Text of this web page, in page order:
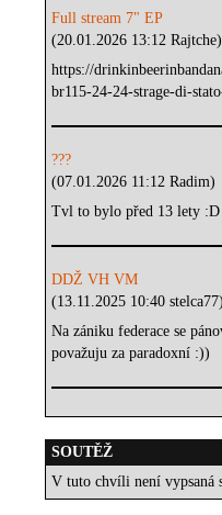
Full stream 7" EP
(20.01.2026 13:12 Rajtche)
https://
br115-24-24-strage-di-
???
(07.01.2026 11:12 Radim)
Tvl to bylo před 13 lety :D
DDŽ VH VM
(13.11.2025 10:40 stelca77)
Na zániku federace se
považuju za paradoxní :))
SOUTĚŽ
V tuto chvíli není vypsaná